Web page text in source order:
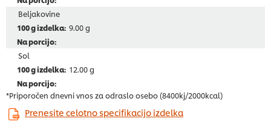
Beljakovine
9.00 g
Sol
12.00 g
*Priporočen dnevni vnos za odraslo osebo (8400kj/2000kcal)
Prenesite celotno specifikacijo izdelka